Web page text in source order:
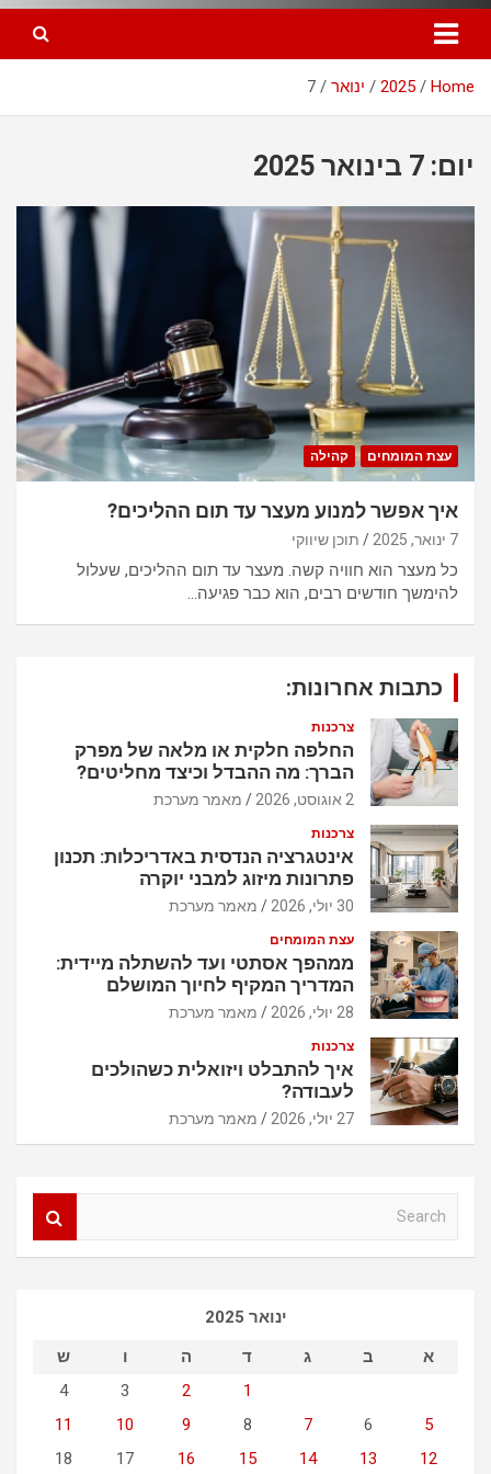
Home
2025 ינואר 7
יום: 7 בינואר 2025
עצת המומחים קהילה
איך אפשר למנוע מעצר עד תום ההליכים?
7 ינואר, 2025 תוכן שיווקי
כל מעצר הוא חוויה קשה. מעצר עד תום ההליכים, שעלול
להימשך חודשים רבים, הוא כבר פגיעה…
כתבות אחרונות:
צרכנות
החלפה חלקית או מלאה של מפרק
הברך: מה ההבדל וכיצד מחליטים?
2 אוגוסט, 2026 מאמר מערכת
צרכנות
אינטגרציה הנדסית באדריכלות: תכנון
פתרונות מיזוג למבני יוקרה
30 יולי, 2026 מאמר מערכת
עצת המומחים
ממהפך אסתטי ועד להשתלה מיידית:
המדריך המקיף לחיוך המושלם
28 יולי, 2026 מאמר מערכת
צרכנות
איך להתבלט ויזואלית כשהולכים
לעבודה?
27 יולי, 2026 מאמר מערכת
ינואר 2025
א
ב ג ד ה ו
ש
1
2
3
4
5
6
7
8
9
10
11
12
13
14
15
16
17
18